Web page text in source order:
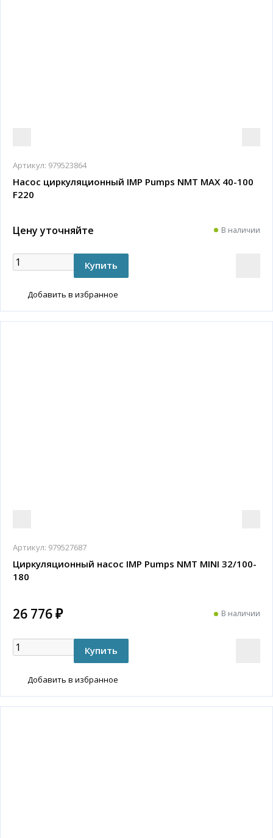
Артикул: 979523864
Насос циркуляционный IMP Pumps NMT MAX 40-100
F220
Цену уточняйте В наличии
Добавить в избранное
Артикул: 979527687
Циркуляционный насос IMP Pumps NMT MINI 32/100-
180
26 776 ₽ В наличии
Добавить в избранное